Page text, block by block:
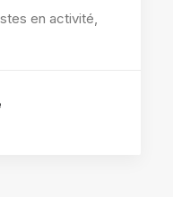
en activité,